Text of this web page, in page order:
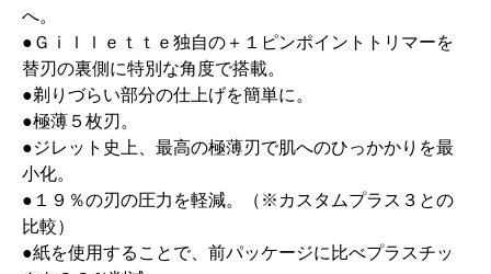
へ。
●Ｇｉｌｌｅｔｔｅ独自の＋１ピンポイントトリマーを
替刃の裏側に特別な角度で搭載。
●剃りづらい部分の仕上げを簡単に。
●極薄５枚刃。
●ジレット史上、最高の極薄刃で肌へのひっかかりを最
小化。
●１９％の刃の圧力を軽減。（※カスタムプラス３との
比較）
●紙を使用することで、前パッケージに比べプラスチッ